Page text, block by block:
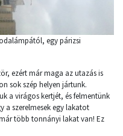
egy párizsi
ezért már maga az utazás is
sok szép helyen jártunk.
a virágos kertjét, és felmentünk
a szerelmesek egy lakatot
több tonnányi lakat van! Ez